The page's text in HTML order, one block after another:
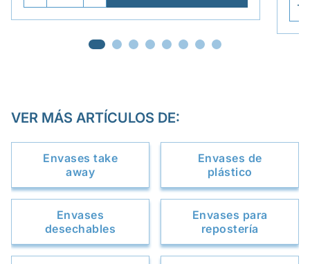
VER MÁS ARTÍCULOS DE:
Envases take
away
Envases de
plástico
Envases
desechables
Envases para
repostería